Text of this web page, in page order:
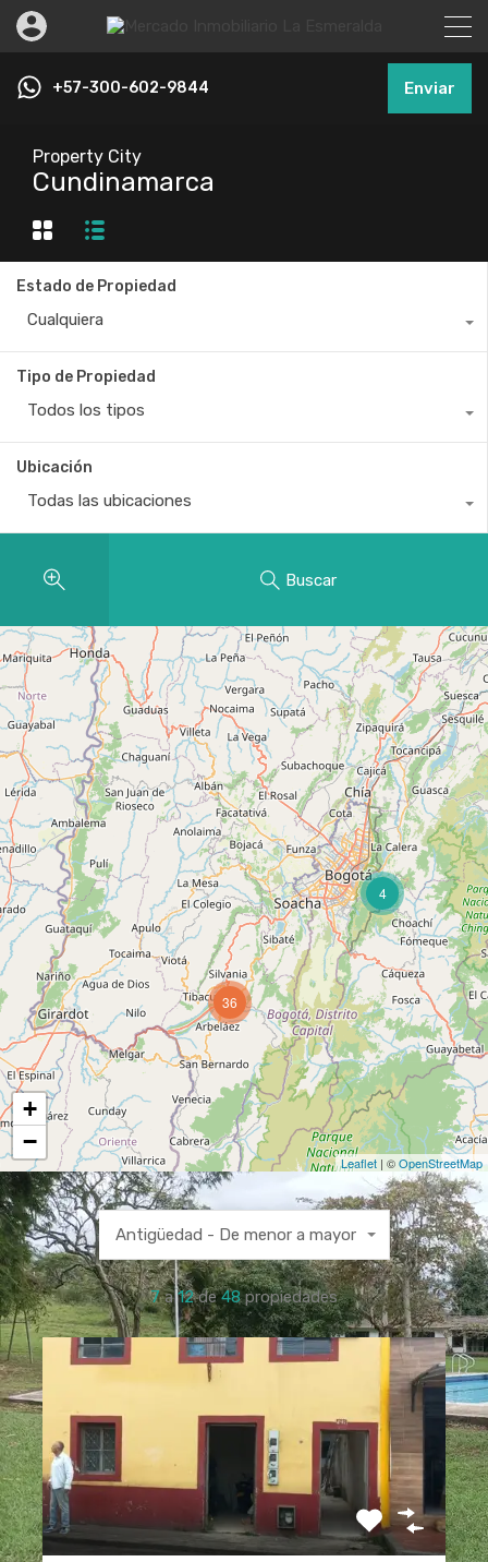
+57-300-602-9844 Enviar
Property City
Cundinamarca
Estado de Propiedad
Cualquiera
Tipo de Propiedad
Todos los tipos
Ubicación
Todas las ubicaciones
Buscar
4
36
+
−
Leaflet | ©OpenStreetMap
7 a12 de48 propiedades
Antigüedad - De menor a mayor